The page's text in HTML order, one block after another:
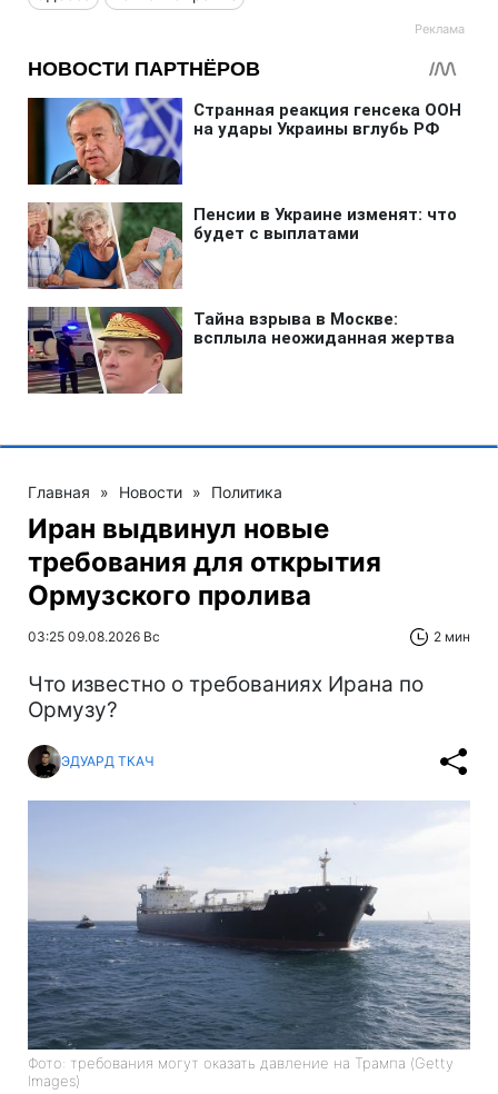
Главная » Новости » Политика
Иран выдвинул новые
требования для открытия
Ормузского пролива
03:25 09.08.2026 Вс 2 мин
Что известно о требованиях Ирана по
Ормузу?
ЭДУАРД ТКАЧ
Фото: требования могут оказать давление на Трампа (Getty
Images)